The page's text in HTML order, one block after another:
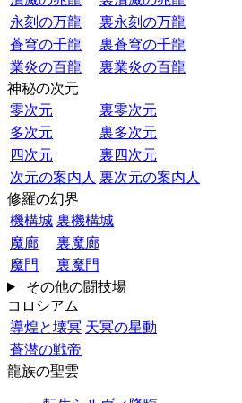
永刻の万龍
裏永刻の万龍
蒼穹の千龍
裏蒼穹の千龍
業炎の百龍
裏業炎の百龍
神秘の次元
零次元
裏零次元
多次元
裏多次元
四次元
裏四次元
次元の案内人 裏次元の案内人
修羅の幻界
機構城 裏機構城
魔廊
裏魔廊
魔門
裏魔門
その他の闘技場
コロシアム
導煌と壊冥 天冥の星動
蒼潜の戦帝
龍族の聖雲